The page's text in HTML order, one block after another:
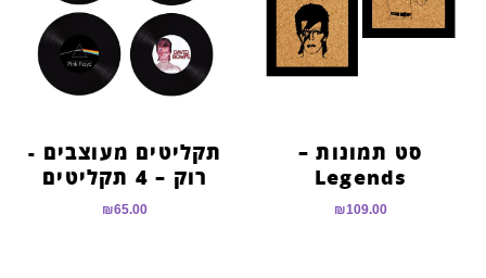
סט תמונות –
Legends
₪109.00
תקליטים מעוצבים -
רוק – 4 תקליטים
₪65.00